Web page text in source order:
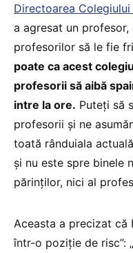
Directoarea
a agresat un
profesorilor să le fie
poate ca acest
profesorii să aibă
intre la ore. Puteţi să
profesorii şi ne
toată rânduiala
şi nu este spre binele
părinţilor, nici al
Aceasta a precizat că
într-o poziţie de risc”: